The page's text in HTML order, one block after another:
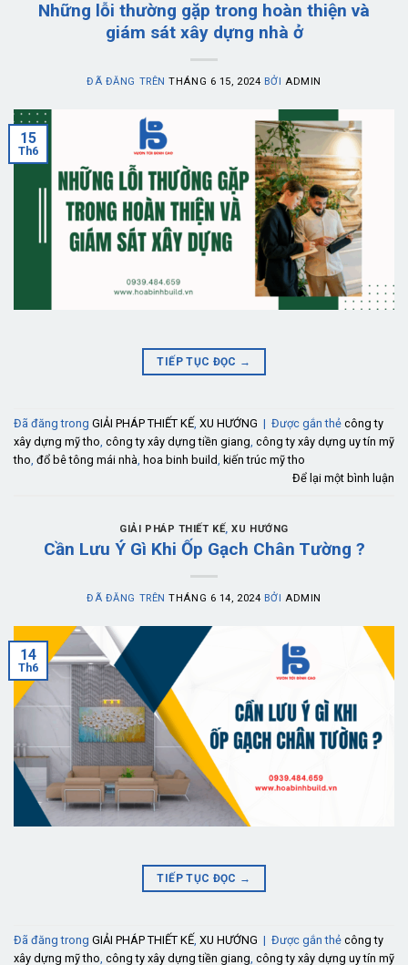
Những lỗi thường gặp trong hoàn thiện và
giám sát xây dựng nhà ở
ĐÃ ĐĂNG TRÊNTHÁNG 6 15, 2024 BỞIADMIN
15
Th6
TIẾP TỤC ĐỌC →
Đã đăng trong GIẢI PHÁP THIẾT KẾ, XU HƯỚNG | Được gắn thẻ công ty
xây dựng mỹ tho, công ty xây dựng tiền giang, công ty xây dựng uy tín mỹ
tho, đổ bê tông mái nhà, hoa binh build, kiến trúc mỹ tho
Để lại một bình luận
GIẢI PHÁP THIẾT KẾ,XU HƯỚNG
Cần Lưu Ý Gì Khi Ốp Gạch Chân Tường ?
ĐÃ ĐĂNG TRÊNTHÁNG 6 14, 2024 BỞIADMIN
14
Th6
TIẾP TỤC ĐỌC →
Đã đăng trong GIẢI PHÁP THIẾT KẾ, XU HƯỚNG | Được gắn thẻ công ty
xây dựng mỹ tho, công ty xây dựng tiền giang, công ty xây dựng uy tín mỹ